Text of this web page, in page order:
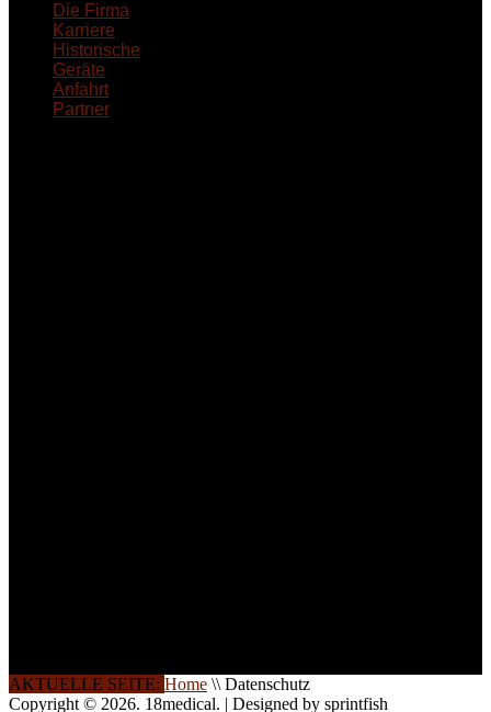
Die Firma
Karriere
Historische
Geräte
Anfahrt
Partner
AKTUELLE SEITE: Home \\ Datenschutz
Copyright © 2026. 18medical. | Designed by sprintfish